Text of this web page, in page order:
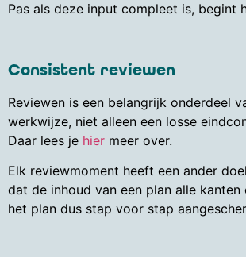
Pas als deze input compleet is,
Consistent reviewen
Reviewen is een belangrijk onderdeel
werkwijze, niet alleen een losse
Daar lees je hier meer over.
Elk reviewmoment heeft een ander
dat de inhoud van een plan alle
het plan dus stap voor stap